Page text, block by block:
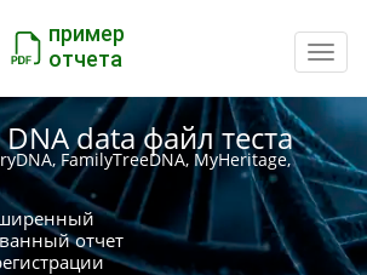
пример
отчета
DNA data файл теста
FamilyTreeDNA, MyHeritage,
отчет